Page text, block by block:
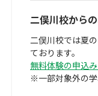
二俣川校から
二俣川校では夏
ております。
無料体験の申込
※一部対象外の学